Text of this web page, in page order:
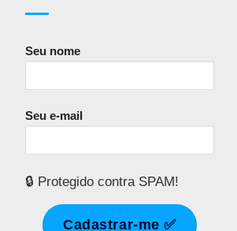
Seu nome
Seu e-mail
🔒 Protegido contra SPAM!